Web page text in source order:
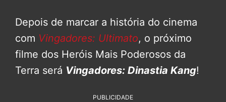
Depois de marcar a história do cinema
com Vingadores: Ultimato, o próximo
filme dos Heróis Mais Poderosos da
Terra será Vingadores: Dinastia Kang!
PUBLICIDADE